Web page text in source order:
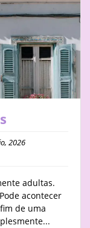
2026
adultas.
acontecer
de uma